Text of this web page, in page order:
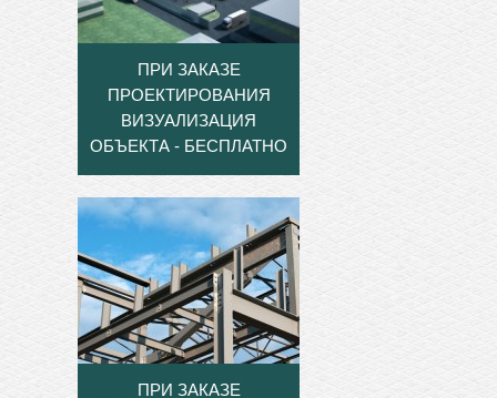
ПРИ ЗАКАЗЕ
ПРОЕКТИРОВАНИЯ
ВИЗУАЛИЗАЦИЯ
ОБЪЕКТА - БЕСПЛАТНО
ПРИ ЗАКАЗЕ